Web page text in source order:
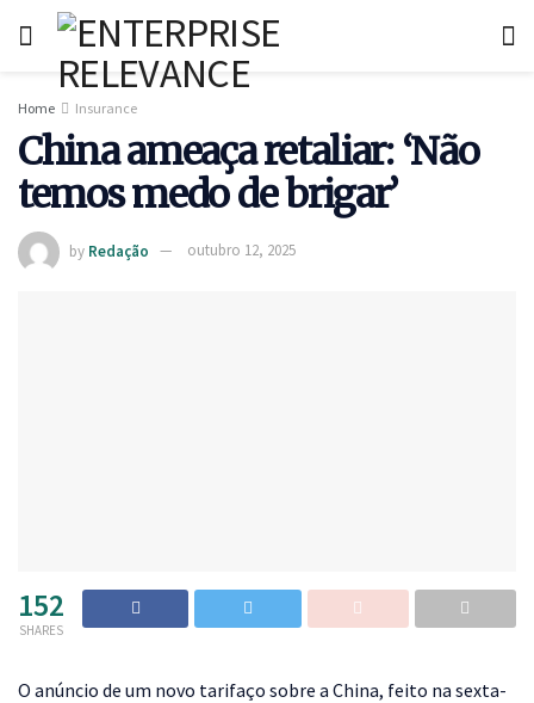
Home Insurance
China ameaça retaliar: ‘Não
temos medo de brigar’
by Redação outubro 12, 2025
152
SHARES
O anúncio de um novo tarifaço sobre a China, feito na sexta-